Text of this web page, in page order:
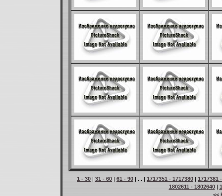
1 - 30 | 31 - 60 | 61 - 90 | ... | 1717351 - 1717380 | 1717381
1802611 - 1802640|
<<